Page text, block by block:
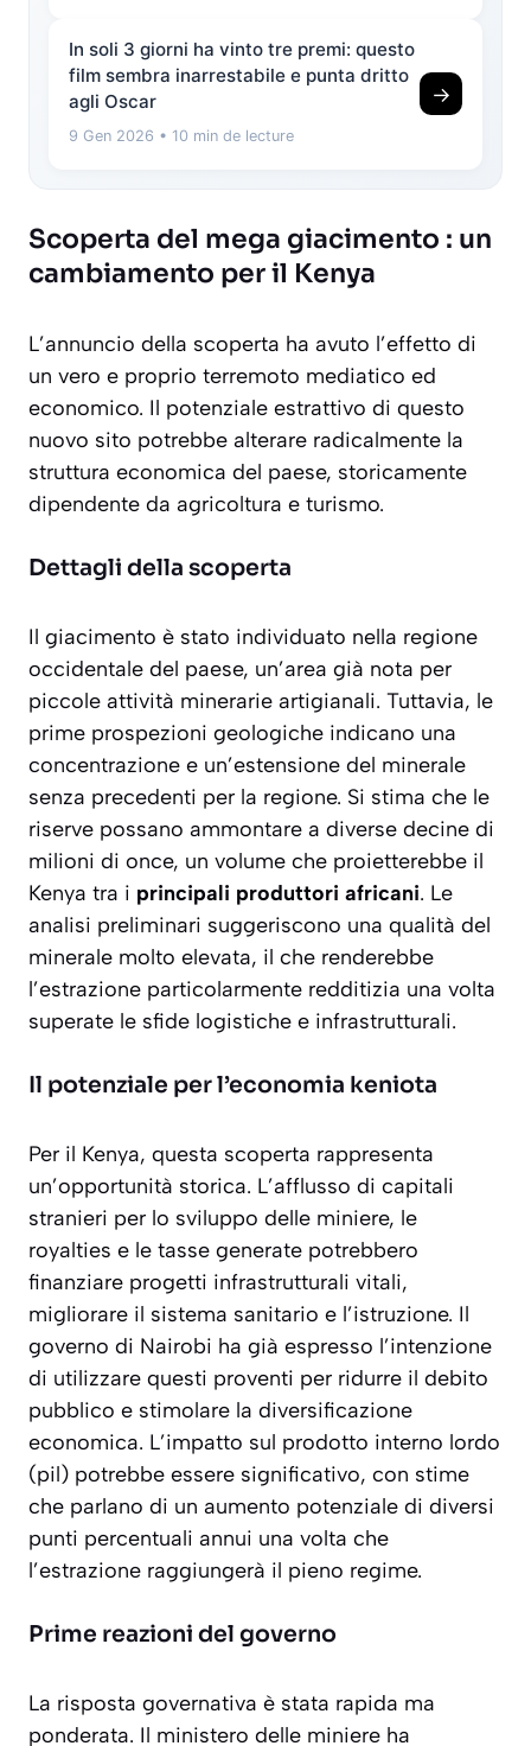
In soli 3 giorni ha vinto tre premi: questo
film sembra inarrestabile e punta dritto
agli Oscar
9 Gen 2026 • 10 min de lecture
→
Scoperta del mega giacimento : un
cambiamento per il Kenya
L’annuncio della scoperta ha avuto l’effetto di
un vero e proprio terremoto mediatico ed
economico. Il potenziale estrattivo di questo
nuovo sito potrebbe alterare radicalmente la
struttura economica del paese, storicamente
dipendente da agricoltura e turismo.
Dettagli della scoperta
Il giacimento è stato individuato nella regione
occidentale del paese, un’area già nota per
piccole attività minerarie artigianali. Tuttavia, le
prime prospezioni geologiche indicano una
concentrazione e un’estensione del minerale
senza precedenti per la regione. Si stima che le
riserve possano ammontare a diverse decine di
milioni di once, un volume che proietterebbe il
Kenya tra i principali produttori africani. Le
analisi preliminari suggeriscono una qualità del
minerale molto elevata, il che renderebbe
l’estrazione particolarmente redditizia una volta
superate le sfide logistiche e infrastrutturali.
Il potenziale per l’economia keniota
Per il Kenya, questa scoperta rappresenta
un’opportunità storica. L’afflusso di capitali
stranieri per lo sviluppo delle miniere, le
royalties e le tasse generate potrebbero
finanziare progetti infrastrutturali vitali,
migliorare il sistema sanitario e l’istruzione. Il
governo di Nairobi ha già espresso l’intenzione
di utilizzare questi proventi per ridurre il debito
pubblico e stimolare la diversificazione
economica. L’impatto sul prodotto interno lordo
(pil) potrebbe essere significativo, con stime
che parlano di un aumento potenziale di diversi
punti percentuali annui una volta che
l’estrazione raggiungerà il pieno regime.
Prime reazioni del governo
La risposta governativa è stata rapida ma
ponderata. Il ministero delle miniere ha